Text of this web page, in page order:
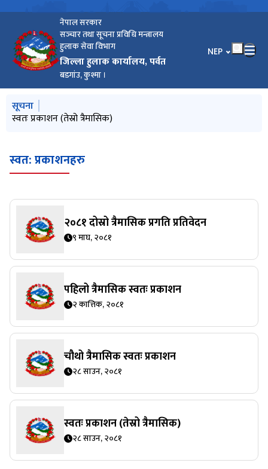
नेपाल सरकार
सञ्‍चार तथा सूचना प्रविधि मन्त्रालय
हुलाक सेवा विभाग
जिल्ला हुलाक कार्यालय, पर्वत
बडगांउ, कुश्मा ।
भाषा चयन गर्नुहोस्
NEP
मुख्य नेभिगेसनमा जानुहोस्
सूचना
स्वतः प्रकाशन (तेस्रो त्रैमासिक)
स्वत: प्रकाशनहरु
२०८१ दोस्रो त्रैमासिक प्रगति प्रतिवेदन
९ माघ, २०८१
पहिलो त्रैमासिक स्वतः प्रकाशन
२ कात्तिक, २०८१
चौथो त्रैमासिक स्वतः प्रकाशन
२८ साउन, २०८१
स्वतः प्रकाशन (तेस्रो त्रैमासिक)
२८ साउन, २०८१